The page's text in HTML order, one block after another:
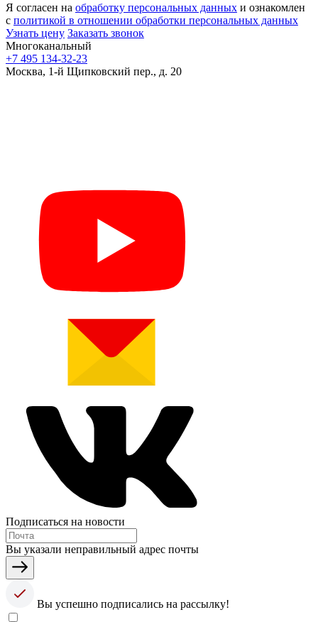
Я согласен на обработку персональных данных и ознакомлен
с политикой в отношении обработки персональных данных
Узнать цену Заказать звонок
Многоканальный
+7 495 134-32-23
Москва, 1-й Щипковский пер., д. 20
Подписаться на новости
Вы указали неправильный адрес почты
Вы успешно подписались на рассылку!